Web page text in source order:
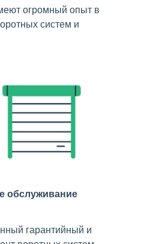
огромный опыт в
систем и
обслуживание
гарантийный и